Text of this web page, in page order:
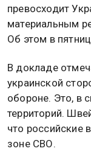
превосходит
материальным
Об этом в
В докладе
украинской
обороне. Это, в
территорий.
что российские
зоне СВО.